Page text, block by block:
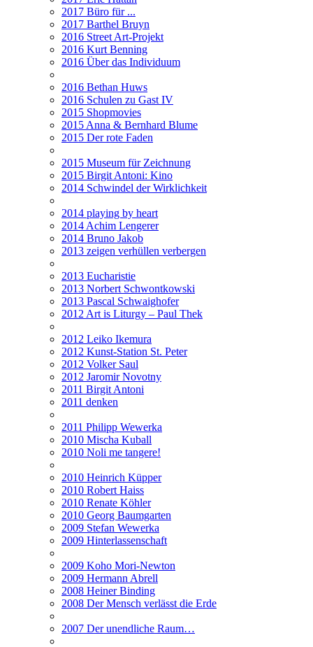
2017 Büro für ...
2017 Barthel Bruyn
2016 Street Art-Projekt
2016 Kurt Benning
2016 Über das Individuum
2016 Bethan Huws
2016 Schulen zu Gast IV
2015 Shopmovies
2015 Anna & Bernhard Blume
2015 Der rote Faden
2015 Museum für Zeichnung
2015 Birgit Antoni: Kino
2014 Schwindel der Wirklichkeit
2014 playing by heart
2014 Achim Lengerer
2014 Bruno Jakob
2013 zeigen verhüllen verbergen
2013 Eucharistie
2013 Norbert Schwontkowski
2013 Pascal Schwaighofer
2012 Art is Liturgy – Paul Thek
2012 Leiko Ikemura
2012 Kunst-Station St. Peter
2012 Volker Saul
2012 Jaromir Novotny
2011 Birgit Antoni
2011 denken
2011 Philipp Wewerka
2010 Mischa Kuball
2010 Noli me tangere!
2010 Heinrich Küpper
2010 Robert Haiss
2010 Renate Köhler
2010 Georg Baumgarten
2009 Stefan Wewerka
2009 Hinterlassenschaft
2009 Koho Mori-Newton
2009 Hermann Abrell
2008 Heiner Binding
2008 Der Mensch verlässt die Erde
2007 Der unendliche Raum…